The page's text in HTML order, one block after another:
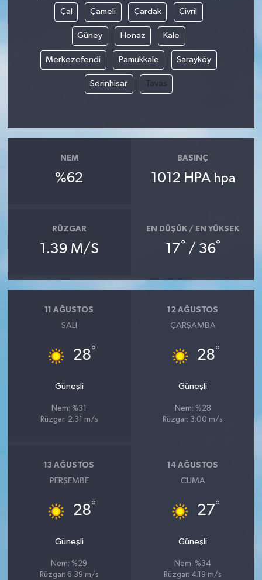
Çal Çameli Çardak Çivril
Güney Honaz Kale
Merkezefendi Pamukkale Sarayköy
Serinhisar Tavas
NEM
%62
BASINÇ
1012 HPA hpa
RÜZGAR
1.39 M/S
EN DÜŞÜK / EN YÜKSEK
17° / 36°
11 AĞUSTOS
SALI
28°
Güneşli
Nem: %31
Rüzgar: 2.31 m/s
12 AĞUSTOS
ÇARŞAMBA
28°
Güneşli
Nem: %28
Rüzgar: 3.00 m/s
13 AĞUSTOS
PERŞEMBE
28°
Güneşli
Nem: %29
Rüzgar: 6.39 m/s
14 AĞUSTOS
CUMA
27°
Güneşli
Nem: %34
Rüzgar: 4.19 m/s